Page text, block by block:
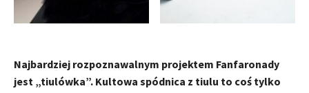
Najbardziej rozpoznawalnym projektem Fanfaronady
jest „tiulówka”. Kultowa spódnica z tiulu to coś tylko